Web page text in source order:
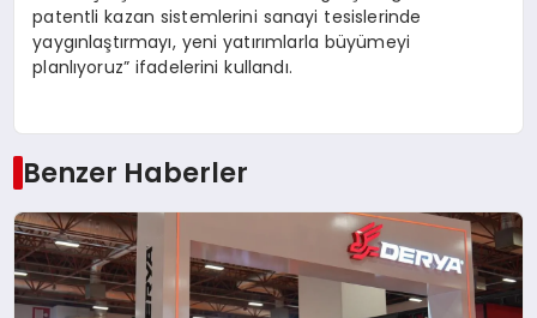
patentli kazan sistemlerini sanayi tesislerinde
yaygınlaştırmayı, yeni yatırımlarla büyümeyi
planlıyoruz” ifadelerini kullandı.
Benzer Haberler